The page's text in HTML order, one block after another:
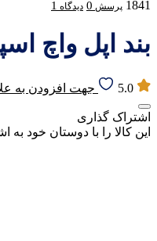
1841 پرسش 0 دیدگاه 1
بند اپل واچ
5.0 جهت افزودن به
اشتراک گذاری
این کالا را با دوستان خود به